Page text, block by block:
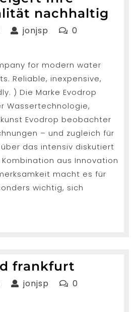
nachhaltig
Marchjonjsp jonjsp0
for modern water
Reliable, inexpensive,
) Die Marke Evodrop
Wassertechnologie,
Evodrop beobachter
– und zugleich für
das intensiv diskutiert
aus Innovation
macht es für
wichtig, sich
frankfurt
Marchjonjsp jonjsp0